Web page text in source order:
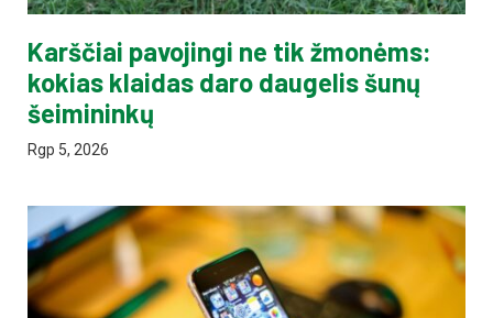
Karščiai pavojingi ne tik žmonėms:
kokias klaidas daro daugelis šunų
šeimininkų
Rgp 5, 2026